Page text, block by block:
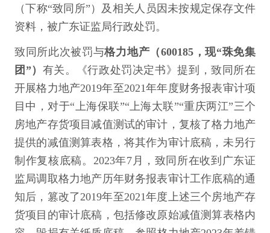
（下称“致同所”）及相关人员因未按规定保存文件
资料，被广东证监局行政处罚。
致同所此次被罚与格力地产（600185，现“珠免集
团”） 有关。《行政处罚决定书》提到，致同所在
开展格力地产2019年至2021年年度财务报表审计项
目中，对于“上海保联”“上海太联”“重庆两江”三个
房地产存货项目减值测试的审计，复核了格力地产
提供的减值测算表格，将其作为审计底稿，未另行
制作复核底稿。2023年7月，致同所在收到广东证
监局调取格力地产历年财务报表审计工作底稿的通
知后，篡改了2019年至2021年度上述三个房地产存
货项目的审计底稿，包括修改原始减值测算表格内